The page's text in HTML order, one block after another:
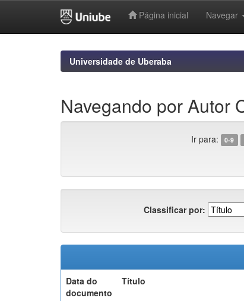
Página inicial Navegar
Universidade de Uberaba
Navegando por Autor
Ir para: 0-9
Classificar por:
Data do
documento
Título